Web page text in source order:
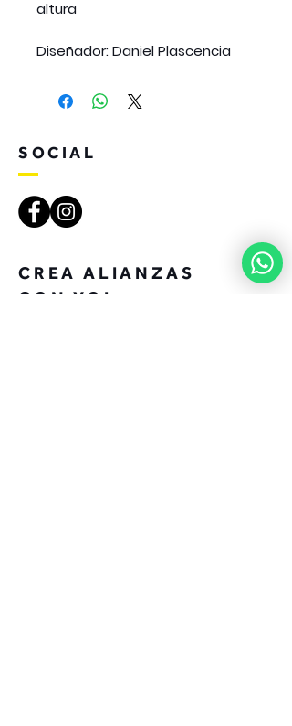
altura
Diseñador: Daniel Plascencia
SOCIAL
CREA ALIANZAS
CON YOI